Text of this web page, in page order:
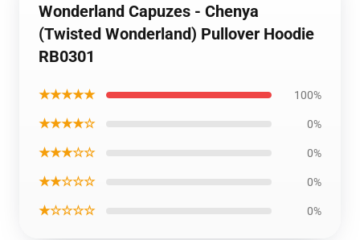
Wonderland Capuzes - Chenya
(Twisted Wonderland) Pullover Hoodie
RB0301
★★★★★ 100%
★★★★☆ 0%
★★★☆☆ 0%
★★☆☆☆ 0%
★☆☆☆☆ 0%